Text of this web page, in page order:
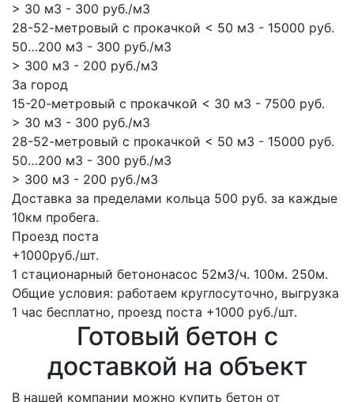
> 30 м3 - 300 руб./м3
28-52-метровый с прокачкой < 50 м3 - 15000 руб.
50…200 м3 - 300 руб./м3
> 300 м3 - 200 руб./м3
За город
15-20-метровый с прокачкой < 30 м3 - 7500 руб.
> 30 м3 - 300 руб./м3
28-52-метровый с прокачкой < 50 м3 - 15000 руб.
50…200 м3 - 300 руб./м3
> 300 м3 - 200 руб./м3
Доставка за пределами кольца 500 руб. за каждые
10км пробега.
Проезд поста
+1000руб./шт.
1 стационарный бетононасос 52м3/ч. 100м. 250м.
Общие условия: работаем круглосуточно, выгрузка
1 час бесплатно, проезд поста +1000 руб./шт.
Готовый бетон с
доставкой на объект
В нашей компании можно купить бетон от